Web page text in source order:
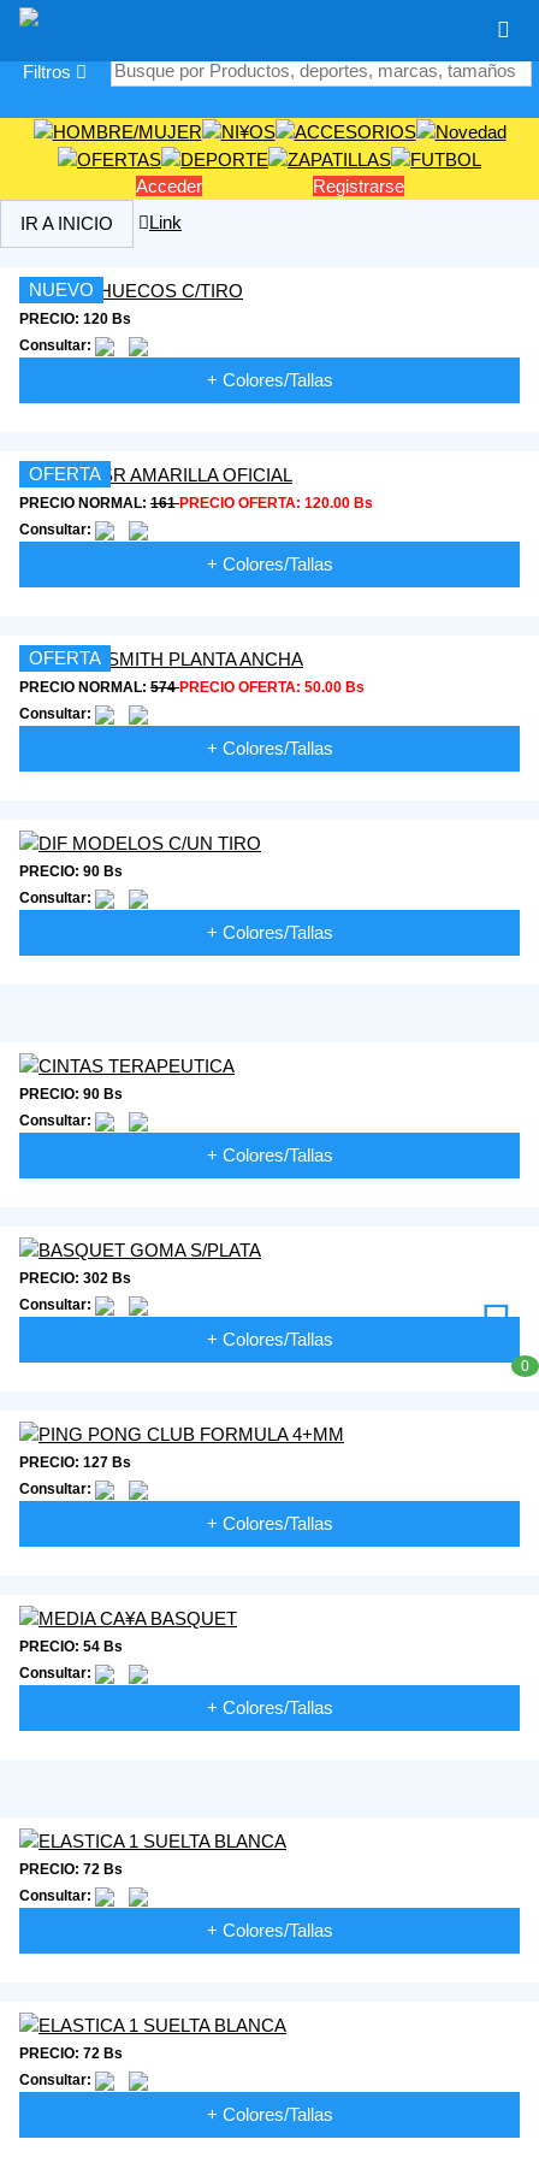
Filtros
Acceder
Registrarse
IR A INICIO
Link
NUEVO
PRECIO: 120 Bs
Consultar:
+ Colores/Tallas
OFERTA
PRECIO NORMAL: 161PRECIO OFERTA: 120.00 Bs
Consultar:
+ Colores/Tallas
OFERTA
PRECIO NORMAL: 574PRECIO OFERTA: 50.00 Bs
Consultar:
+ Colores/Tallas
PRECIO: 90 Bs
Consultar:
+ Colores/Tallas
PRECIO: 90 Bs
Consultar:
+ Colores/Tallas
PRECIO: 302 Bs
Consultar:
+ Colores/Tallas
PRECIO: 127 Bs
Consultar:
+ Colores/Tallas
PRECIO: 54 Bs
Consultar:
+ Colores/Tallas
PRECIO: 72 Bs
Consultar:
+ Colores/Tallas
PRECIO: 72 Bs
Consultar:
+ Colores/Tallas
0